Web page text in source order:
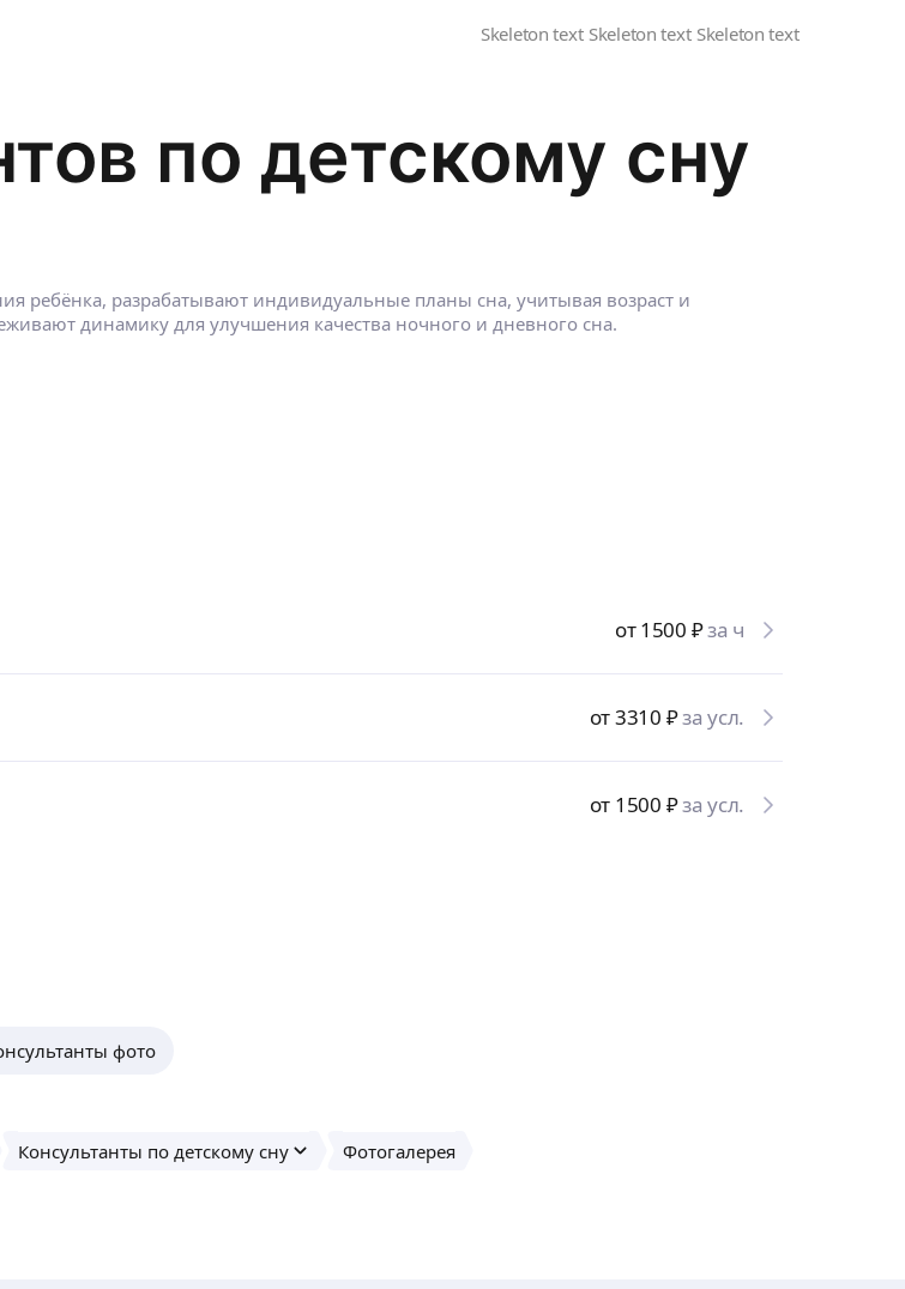
по детскому сну
ребёнка, разрабатывают индивидуальные планы сна, учитывая возраст и
динамику для улучшения качества ночного и дневного сна.
от 1500 ₽за ч
от 3310 ₽за усл.
от 1500 ₽за усл.
фото
Консультанты по детскому сну Фотогалерея